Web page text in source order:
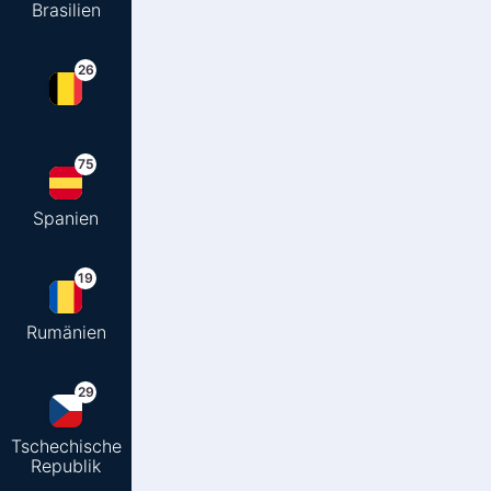
Brasilien
26
75
Spanien
19
Rumänien
29
Tschechische
Republik